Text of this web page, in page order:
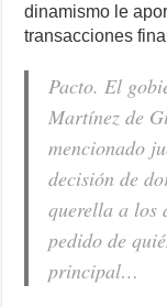
dinamismo le
transacciones
Pacto. El
Martínez de
mencionado
decisión de
querella a los
pedido de
principal…